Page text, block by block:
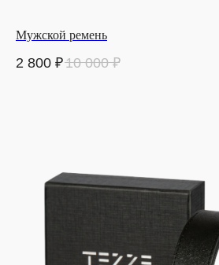
Мужской ремень
2 800 ₽10 000 ₽